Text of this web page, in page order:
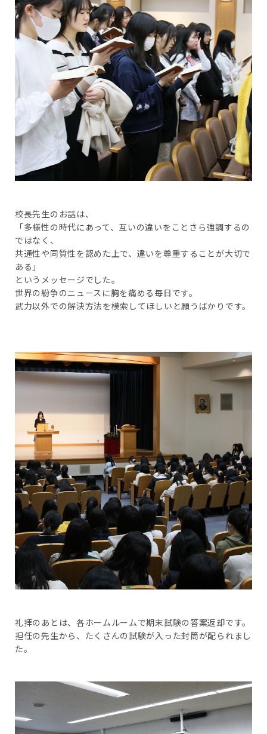
校長先生のお話は、
「多様性の時代にあって、互いの違いをことさら強調するの
ではなく、
共通性や同質性を認めた上で、違いを尊重することが大切で
ある」
というメッセージでした。
世界の紛争のニュースに胸を痛める毎日です。
武力以外での解決方法を模索してほしいと願うばかりです。
礼拝のあとは、各ホームルームで期末試験の答案返却です。
担任の先生から、たくさんの試験が入った封筒が配られまし
た。